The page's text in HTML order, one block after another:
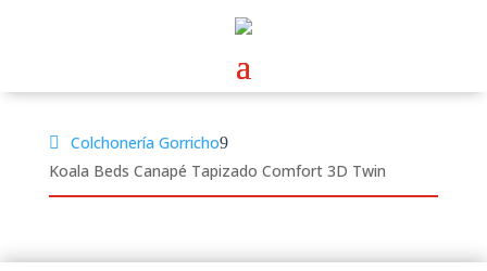
Colchonería Gorricho
Koala Beds Canapé Tapizado Comfort 3D Twin